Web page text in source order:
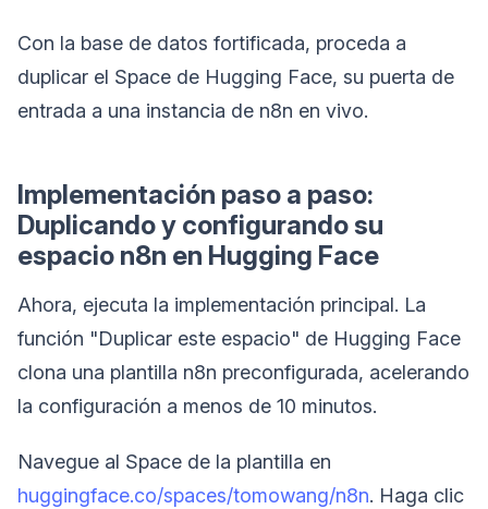
Con la base de datos fortificada, proceda a
duplicar el Space de Hugging Face, su puerta de
entrada a una instancia de n8n en vivo.
Implementación paso a paso:
Duplicando y configurando su
espacio n8n en Hugging Face
Ahora, ejecuta la implementación principal. La
función "Duplicar este espacio" de Hugging Face
clona una plantilla n8n preconfigurada, acelerando
la configuración a menos de 10 minutos.
Navegue al Space de la plantilla en
huggingface.co/spaces/tomowang/n8n. Haga clic